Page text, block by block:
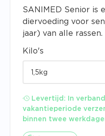
SANIMED Senior is
diervoeding voor
jaar) van alle rassen.
Levertijd:
In
vakantieperiode
binnen twee
Kilo's
1,5kg